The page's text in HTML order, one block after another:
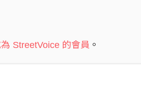
all I think
StreetVoice 的會員 。